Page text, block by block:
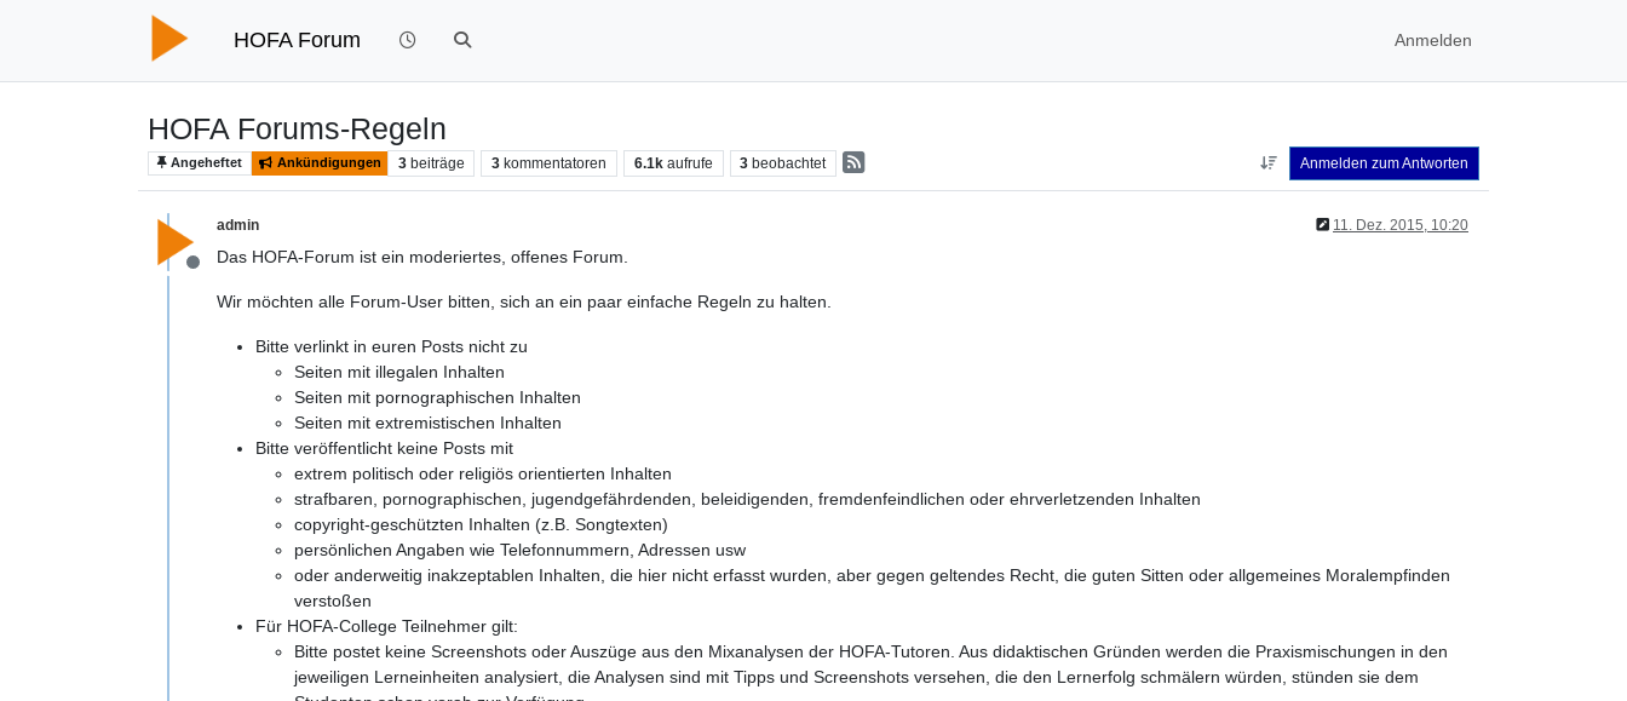
HOFA Forum Anmelden
HOFA Forums-Regeln
Angeheftet Ankündigungen 3 beiträge 3 kommentatoren 6.1k aufrufe 3 beobachtet Anmelden zum Antworten
Offline
admin 11. Dez. 2015, 10:20
Das HOFA-Forum ist ein moderiertes, offenes Forum.
Wir möchten alle Forum-User bitten, sich an ein paar einfache Regeln zu halten.
Bitte verlinkt in euren Posts nicht zu
Seiten mit illegalen Inhalten
Seiten mit pornographischen Inhalten
Seiten mit extremistischen Inhalten
Bitte veröffentlicht keine Posts mit
extrem politisch oder religiös orientierten Inhalten
strafbaren, pornographischen, jugendgefährdenden, beleidigenden, fremdenfeindlichen oder ehrverletzenden Inhalten
copyright-geschützten Inhalten (z.B. Songtexten)
persönlichen Angaben wie Telefonnummern, Adressen usw
oder anderweitig inakzeptablen Inhalten, die hier nicht erfasst wurden, aber gegen geltendes Recht, die guten Sitten oder allgemeines Moralempfinden
verstoßen
Für HOFA-College Teilnehmer gilt:
Bitte postet keine Screenshots oder Auszüge aus den Mixanalysen der HOFA-Tutoren. Aus didaktischen Gründen werden die Praxismischungen in den
jeweiligen Lerneinheiten analysiert, die Analysen sind mit Tipps und Screenshots versehen, die den Lernerfolg schmälern würden, stünden sie dem